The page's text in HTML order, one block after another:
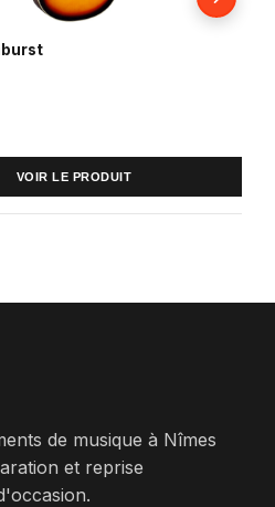
VOIR LE PRODUIT
de musique à Nîmes
et reprise